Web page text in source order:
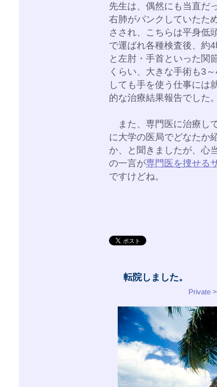
先生は、偶然にも当直だ
右肺がパンクしていたた
さされ、こちらは平身低
で運ばれ各種検査後、約
と左肘・手首といった関
くらい、大きな手術も3
しても手を使う仕事には
的な治療結果報告でした
また、専門医に治療し
に大学の医局でどなたか
か、と聞きましたが、心
の一言が専門医を捜せる
ですけどね。
転院しました。
Private